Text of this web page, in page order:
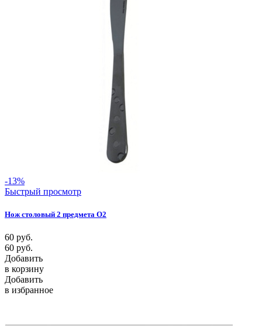
-13%
Быстрый просмотр
Нож столовый 2 предмета О2
60 руб.
60 руб.
Добавить
в корзину
Добавить
в избранное